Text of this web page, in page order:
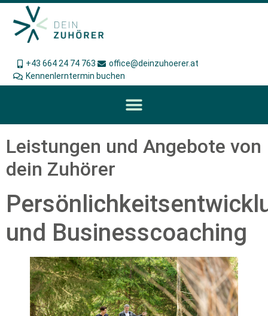
+43 664 24 74 763
office@deinzuhoerer.at
Kennenlerntermin buchen
Leistungen und Angebote von
dein Zuhörer
und Businesscoaching